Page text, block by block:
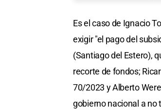
Es el caso de Ignacio
exigir "el pago del
(Santiago del Estero),
recorte de fondos;
70/2023 y Alberto
gobierno nacional a